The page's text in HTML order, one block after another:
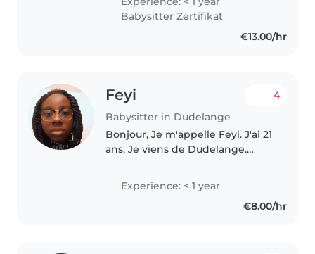
depuis 3 mois, ce qui m'a permis
de développer concrètement
Babysitter Zertifikat
€13.00/hr
Feyi
Babysitter in Dudelange
4
Bonjour, Je m'appelle Feyi. J'ai 21
ans. Je viens de Dudelange.
une crèche. J'ai mon certificat de
Experience: < 1 year
€8.00/hr